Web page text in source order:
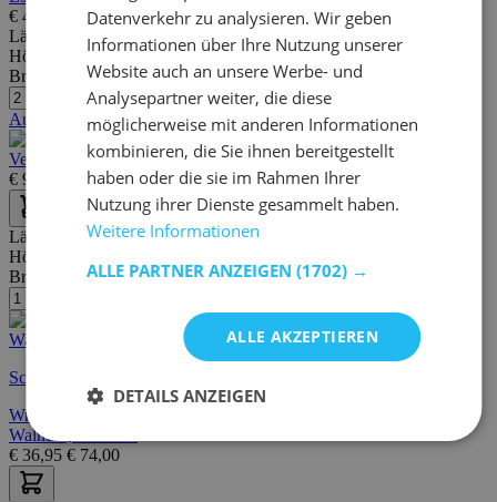
€ 49,00
192,00
Länge:
47 cm
Höhe:
95 cm
Breite/Tiefe:41 cm
Ausstellungsraum
Verstellbarer Barhocker Fontana - cognac
€ 96,95 136,00
Länge:
30 cm
Höhe:
Breite/Tiefe:20 cm
Schnelle Lieferung
Wr046 Dekoratives Wandregal aus Holz | 100 % Fichtenholz |
Walnuss, Schwarz
€ 36,95 € 74,00
Datenverkehr zu analysieren. Wir geben
Informationen über Ihre Nutzung unserer
Website auch an unsere Werbe- und
Analysepartner weiter, die diese
möglicherweise mit anderen Informationen
kombinieren, die Sie ihnen bereitgestellt
haben oder die sie im Rahmen Ihrer
Nutzung ihrer Dienste gesammelt haben.
Weitere Informationen
ALLE PARTNER ANZEIGEN (1702) →
ALLE AKZEPTIEREN
DETAILS ANZEIGEN